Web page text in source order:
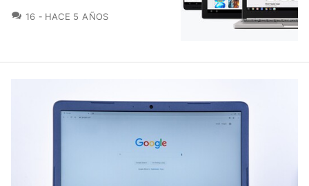
16 COMENTARIOS
HACE 5 AÑOS